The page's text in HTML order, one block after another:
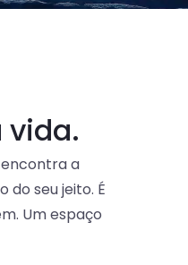
vida.
a
seu jeito. É
Um espaço